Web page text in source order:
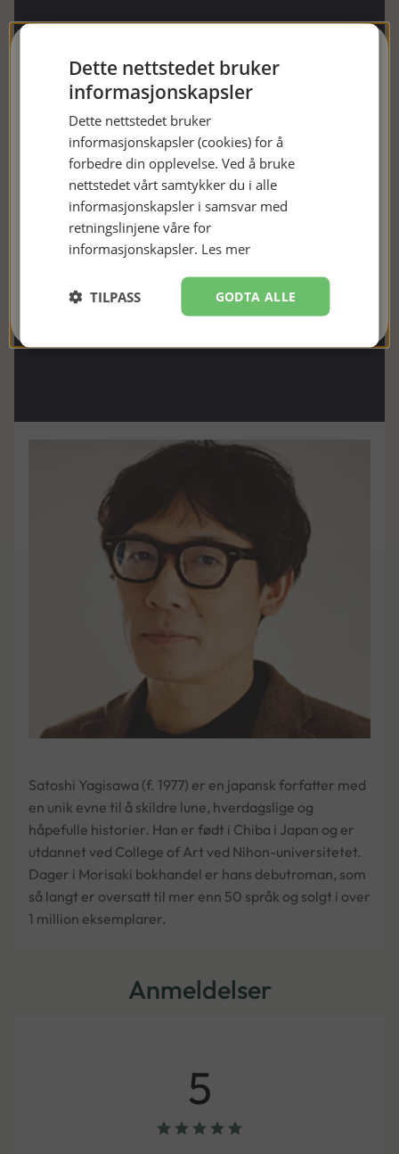
Satoshi Yagisawa (f. 1977) er en japansk forfatter med
en unik evne til å skildre lune, hverdagslige og
håpefulle historier. Han er født i Chiba i Japan og er
utdannet ved College of Art ved Nihon-universitetet.
Dager i Morisaki bokhandel er hans debutroman, som
så langt er oversatt til mer enn 50 språk og solgt i over
1 million eksemplarer.
Anmeldelser
5
FÅ 10 % RABATT
med informasjon om nye bøker og gode tilbud. 😊
JEG ER MED!
Nei takk, kanskje senere
Dette nettstedet bruker
informasjonskapsler
Dette nettstedet bruker
informasjonskapsler (cookies) for å
forbedre din opplevelse. Ved å bruke
nettstedet vårt samtykker du i alle
informasjonskapsler i samsvar med
retningslinjene våre for
informasjonskapsler. Les mer
GODTA ALLE
TILPASS